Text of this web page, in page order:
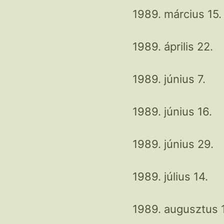
1989. március 15.
1989. április 22.
1989. június 7.
1989. június 16.
1989. június 29.
1989. július 14.
1989. augusztus